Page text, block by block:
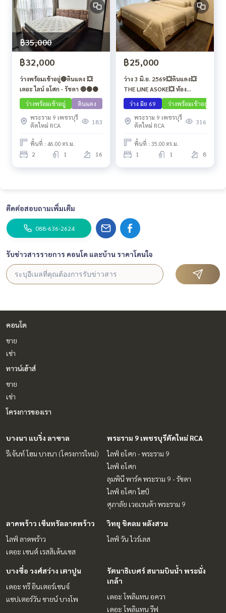
฿35,000
฿32,000
ว่างพร้อมเข้าอยู่🔴ดินแดง 💥
เดอะ ไลน์ อโศก - รัชดา 🔴🟢🟡
ว่างพร้อมเข้าอยู่
ดินแดง
พระราม 9 เพชรบุรี
ตัดใหม่ RCA
183
พื้นที่ : 46.00 ตร.ม.
2 1 16
฿25,000
ว่าง 3 มิ.ย. 2569💥ดินแดง💥
THE LINE ASOKE💥 ห้อง
585/106
ว่าง มิย 69 ว่างพร้อมเข้าอยู่
พระราม 9 เพชรบุรี
ตัดใหม่ RCA
316
พื้นที่ : 35.00 ตร.ม.
1 1 8
ติดต่อสอบถามเพิ่มเติม
088-636-2624
รับข่าวสารรายการ คอนโด และบ้าน ราคาโดนใจ
คอนโด
ขาย
เช่า
ทาวน์เฮ้าส์
ขาย
เช่า
โครงการของเรา
บางนา แบริ่ง ลาซาล
รีเจ้นท์ โฮม บางนา (โครงการใหม่)
พระราม 9 เพชรบุรีตัดใหม่ RCA
ไลฟ์ อโศก - พระราม 9
ไลฟ์ อโศก
ลุมพินี พาร์ค พระราม 9 - รัชดา
ไลฟ์ อโศก ไฮป์
ศุภาลัย เวอเรนด้า พระราม 9
ลาดพร้าว เซ็นทรัลลาดพร้าว
ไลฟ์ ลาดพร้าว
เดอะ เซนต์ เรสสิเด้นเซส
วิทยุ ชิดลม หลังสวน
ไลฟ์ วัน ไวร์เลส
บางซื่อ วงศ์สว่าง เตาปูน
เดอะ ทรี อินเตอร์เชนจ์
แชปเตอร์วัน ชายน์ บางโพ
รัตนาธิเบศร์ สนามบินน้ำ พระนั่ง
เกล้า
เดอะ โพลิแทน อควา
เดอะ โพลิแทน รีฟ